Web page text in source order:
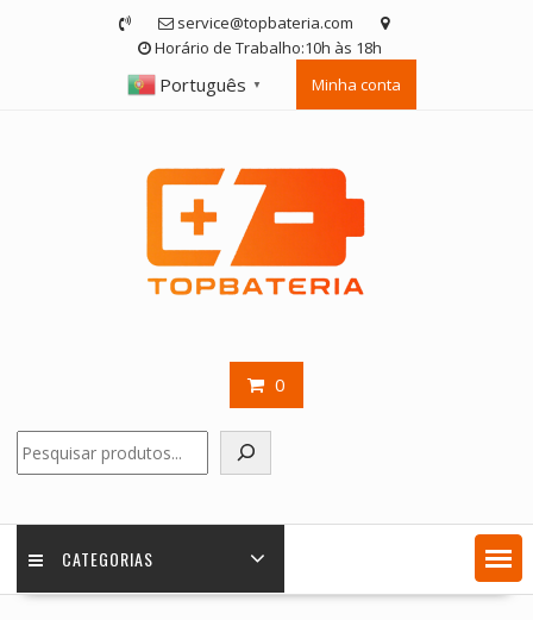
service@topbateria.com
Horário de Trabalho:10h às 18h
Português ▼ Minha conta
0
CATEGORIAS